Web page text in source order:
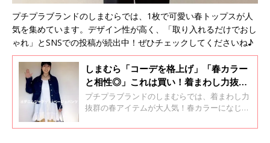
プチプラブランドのしまむらでは、1枚で可愛い春トップスが人
気を集めています。デザイン性が高く、「取り入れるだけでおし
ゃれ」とSNSでの投稿が続出中！ぜひチェックしてくださいね♪
しまむら「コーデを格上げ」「春カラー
と相性◎」これは買い！着まわし力抜群
の春アイテム4選
プチプラブランドのしまむらでは、着まわし力
抜群の春アイテムが大人気！春カラーになじみ
ど、この春のコーデに取り入れたいアイテムば